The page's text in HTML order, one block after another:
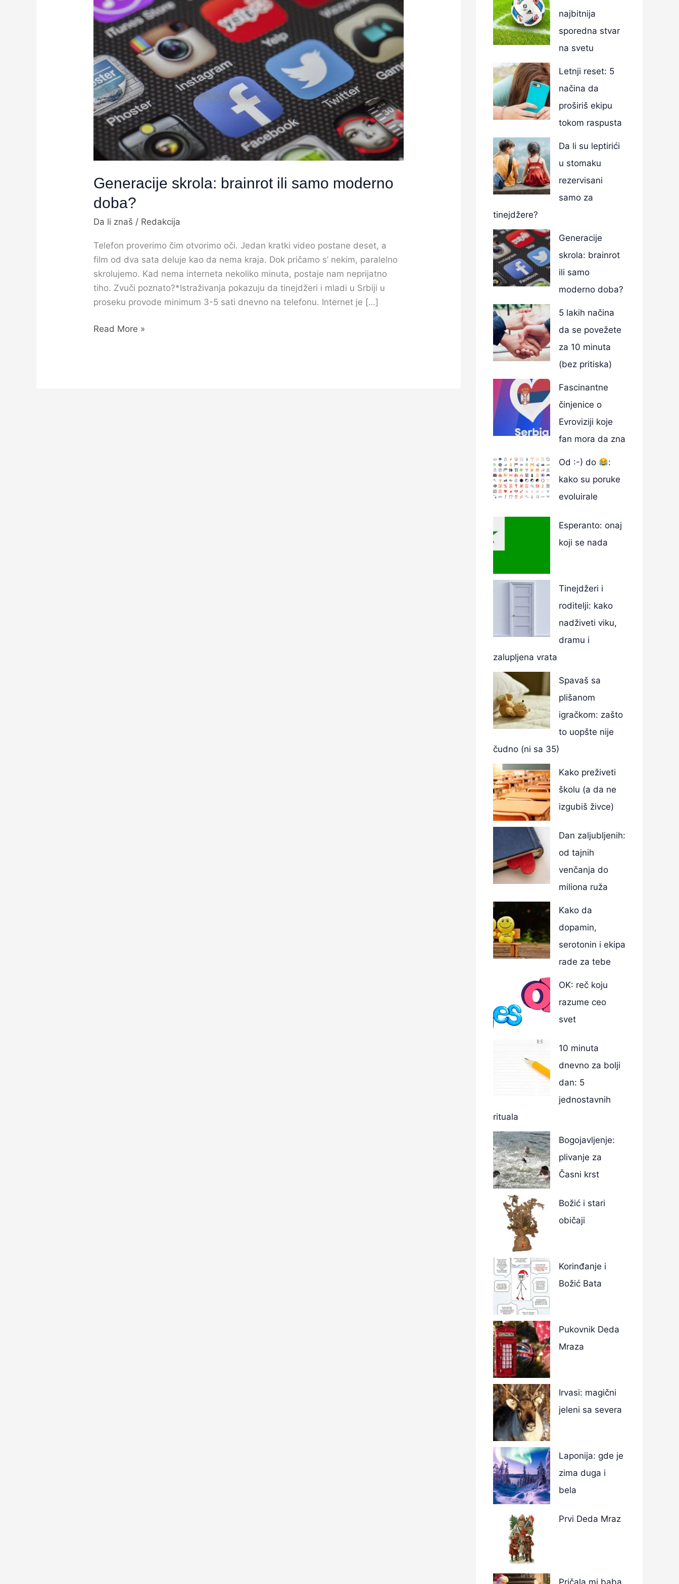
Generacije skrola: brainrot ili samo moderno
doba?
Da li znaš / Redakcija
Telefon proverimo čim otvorimo oči. Jedan kratki video postane deset, a
film od dva sata deluje kao da nema kraja. Dok pričamo s’ nekim, paralelno
skrolujemo. Kad nema interneta nekoliko minuta, postaje nam neprijatno
tiho. Zvuči poznato?*Istraživanja pokazuju da tinejdžeri i mladi u Srbiji u
proseku provode minimum 3-5 sati dnevno na telefonu. Internet je […]
skrola:
brainrot
samo
moderno
doba?
Read More »
najbitnija
sporedna stvar
na svetu
Letnji reset: 5
načina da
proširiš ekipu
tokom raspusta
Da li su leptirići
u stomaku
rezervisani
samo za
tinejdžere?
Generacije
skrola: brainrot
ili samo
moderno doba?
5 lakih načina
da se povežete
za 10 minuta
(bez pritiska)
Fascinantne
činjenice o
Evroviziji koje
fan mora da zna
Od :-) do
:
kako su poruke
evoluirale
Esperanto: onaj
koji se nada
Tinejdžeri i
roditelji: kako
nadživeti viku,
dramu i
zalupljena vrata
Spavaš sa
plišanom
igračkom: zašto
to uopšte nije
čudno (ni sa 35)
Kako preživeti
školu (a da ne
izgubiš živce)
Dan zaljubljenih:
od tajnih
venčanja do
miliona ruža
Kako da
dopamin,
serotonin i ekipa
rade za tebe
OK: reč koju
razume ceo
svet
10 minuta
dnevno za bolji
dan: 5
jednostavnih
rituala
Bogojavljenje:
plivanje za
Časni krst
Božić i stari
običaji
Korinđanje i
Božić Bata
Pukovnik Deda
Mraza
Irvasi: magični
jeleni sa severa
Laponija: gde je
zima duga i
bela
Prvi Deda Mraz
Pričala mi baba